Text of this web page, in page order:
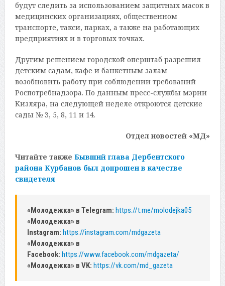
будут следить за использованием защитных масок в
медицинских организациях, общественном
транспорте, такси, парках, а также на работающих
предприятиях и в торговых точках.
Другим решением городской оперштаб разрешил
детским садам, кафе и банкетным залам
возобновить работу при соблюдении требований
Роспотребнадзора. По данным пресс-службы мэрии
Кизляра, на следующей неделе откроются детские
сады № 3, 5, 8, 11 и 14.
Отдел новостей «МД»
Читайте также Бывший глава Дербентского
района Курбанов был допрошен в качестве
свидетеля
«Молодежка» в Telegram: https://t.me/molodejka05
«Молодежка» в
Instagram: https://instagram.com/mdgazeta
«Молодежка» в
Facebook: https://www.facebook.com/mdgazeta/
«Молодежка» в VK: https://vk.com/md_gazeta